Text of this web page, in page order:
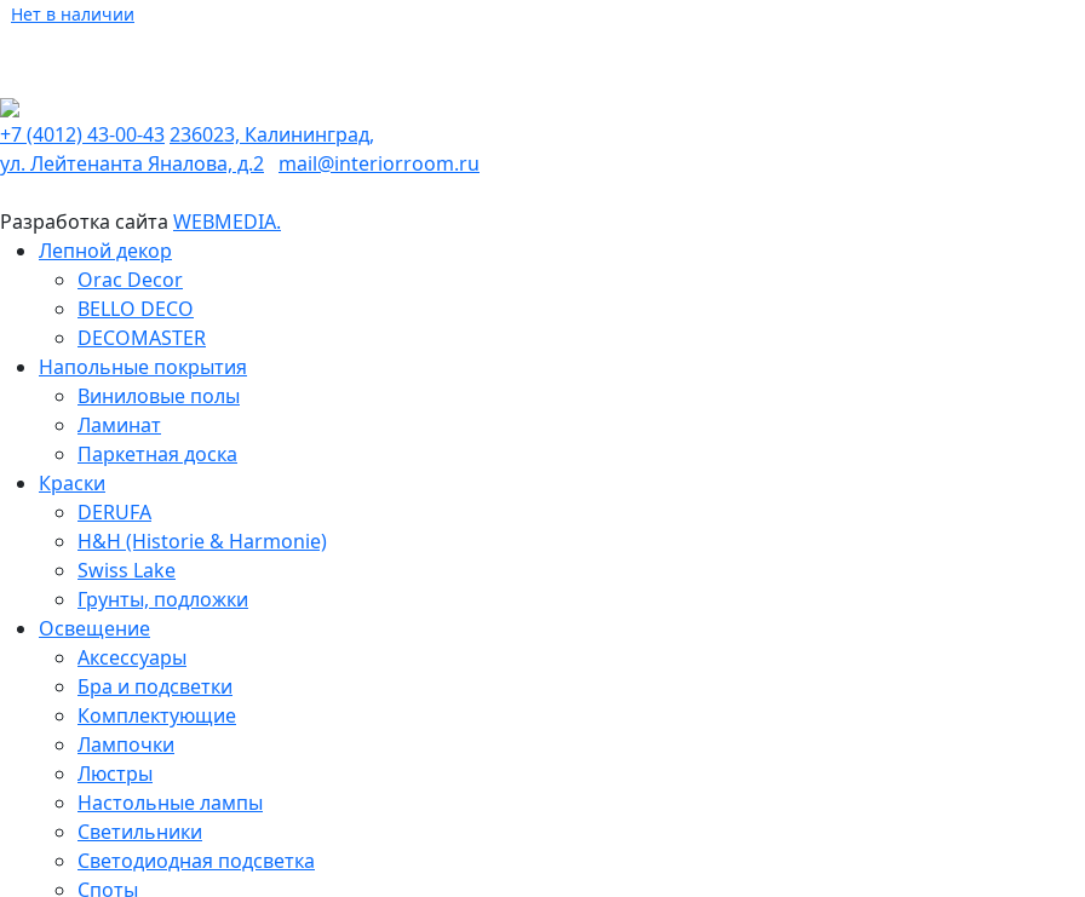
Нет в наличии
+7 (4012) 43-00-43236023, Калининград,
ул. Лейтенанта Яналова, д.2 mail@interiorroom.ru
Разработка сайта WEBMEDIA.
Лепной декор
Orac Decor
BELLO DECO
DECOMASTER
Напольные покрытия
Виниловые полы
Ламинат
Паркетная доска
Краски
DERUFA
H&H (Historie & Harmonie)
Swiss Lake
Грунты, подложки
Освещение
Аксессуары
Бра и подсветки
Комплектующие
Лампочки
Люстры
Настольные лампы
Светильники
Светодиодная подсветка
Споты